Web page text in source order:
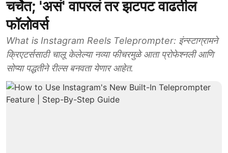
चर्चेत; 'असं' वापरलं तर झटपट वाढतील
फॉलोवर्स
What is Instagram Reels Teleprompter: इंन्स्टाग्रामने
क्रिएटर्ससाठी चालू केलेल्या नव्या फीचरमुळे आता प्रोफेश्नली आणि
सोप्या पद्धतीने रील्स बनवता येणार आहेत.